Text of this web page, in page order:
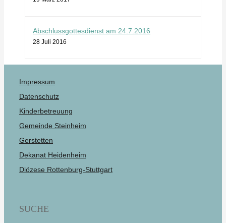
Abschlussgottesdienst am 24.7.2016
28 Juli 2016
Impressum
Datenschutz
Kinderbetreuung
Gemeinde Steinheim
Gerstetten
Dekanat Heidenheim
Diözese Rottenburg-Stuttgart
SUCHE